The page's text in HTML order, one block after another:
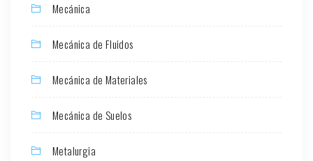
Mecánica
Mecánica de Fluidos
Mecánica de Materiales
Mecánica de Suelos
Metalurgia